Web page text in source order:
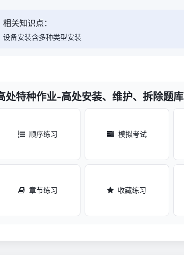
相关知识点：
设备安装含多种类型安装
处特种作业-高处安装、维护、拆除题库
顺序练习 模拟考试
章节练习 收藏练习